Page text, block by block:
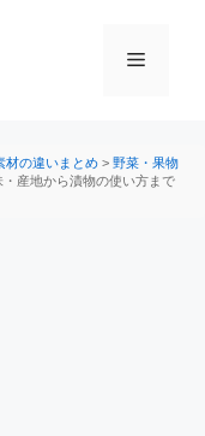
メ
材の違いまとめ > 野菜・果物
産地から漬物の使い方まで